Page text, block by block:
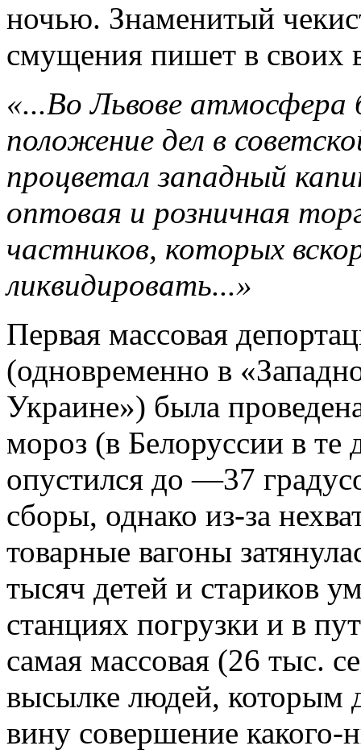
ночью. Знаменитый
смущения пишет в своих
«...Во Львове атмосфера
положение дел в
процветал западный
оптовая и розничная
частников, которых
ликвидировать...»
Первая массовая
(одновременно в
Украине») была
мороз (в Белоруссии в те
опустился до —37
сборы, однако из-за
товарные вагоны
тысяч детей и стариков
станциях погрузки и в
самая массовая (26 тыс.
высылке людей, которым
вину совершение какого-